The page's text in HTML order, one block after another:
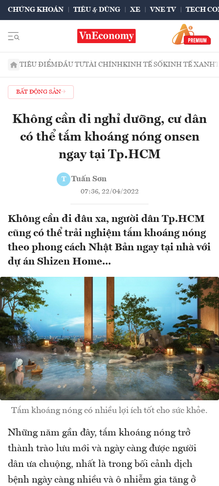
CHỨNG KHOÁN TIÊU & DÙNG XE VNE TV TECH
TIÊU ĐIỂMĐẦU TƯTÀI CHÍNHKINH TẾ SỐKINH TẾ XANH
BẤT ĐỘNG SẢN
Không cần đi nghỉ dưỡng, cư dân
có thể tắm khoáng nóng onsen
ngay tại Tp.HCM
T Tuấn Sơn
07:36, 22/04/2022
Không cần đi đâu xa, người dân Tp.HCM
cũng có thể trải nghiệm tắm khoáng nóng
theo phong cách Nhật Bản ngay tại nhà với
dự án Shizen Home...
Tắm khoáng nóng có nhiều lợi ích tốt cho sức khỏe.
Những năm gần đây, tắm khoáng nóng trở
thành trào lưu mới và ngày càng được người
dân ưa chuộng, nhất là trong bối cảnh dịch
bệnh ngày càng nhiều và ô nhiễm gia tăng ở